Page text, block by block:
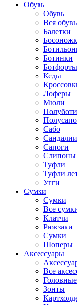
Обувь
Обувь
Вся обувь
Балетки
Ботинки
Ботфорты
Кеды
Лоферы
Мюли
Сабо
Сандалии
Сапоги
Слипоны
Туфли
Туфли
Угги
Сумки
Сумки
Все
Клатчи
Рюкзаки
Сумки
Шоперы
Аксессуары
Все
Зонты